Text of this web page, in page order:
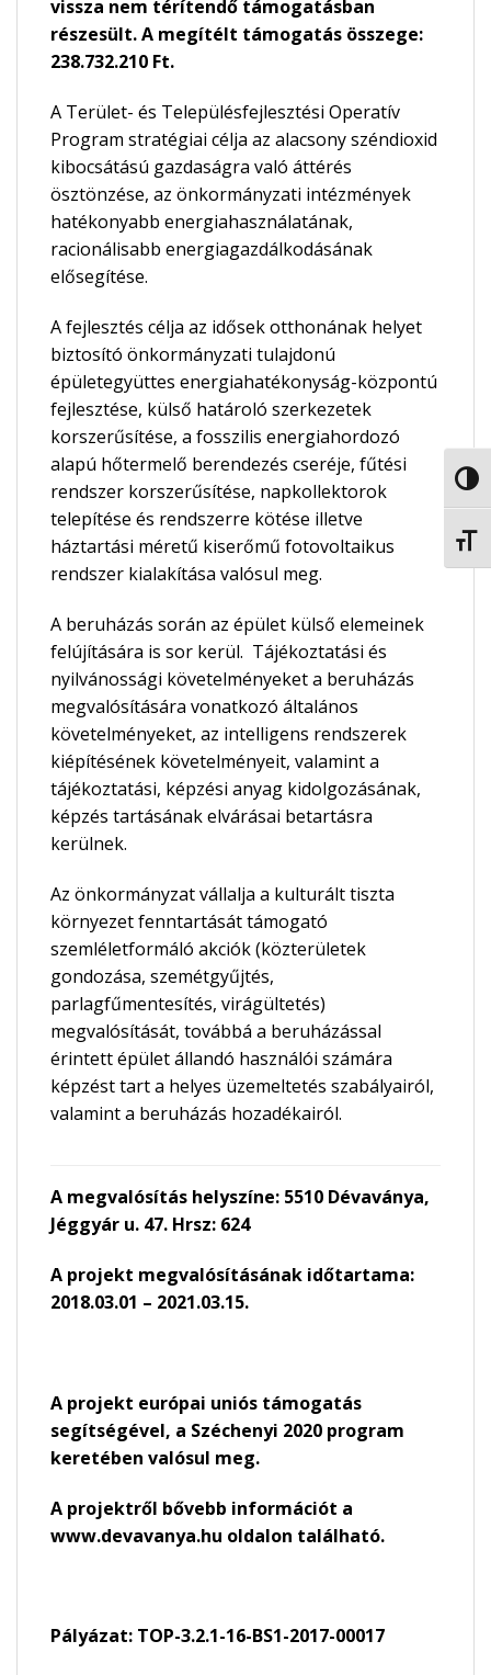
vissza nem térítendő támogatásban
részesült. A megítélt támogatás összege:
238.732.210 Ft.
A Terület- és Településfejlesztési Operatív
Program stratégiai célja az alacsony széndioxid
kibocsátású gazdaságra való áttérés
ösztönzése, az önkormányzati intézmények
hatékonyabb energiahasználatának,
racionálisabb energiagazdálkodásának
elősegítése.
A fejlesztés célja az idősek otthonának helyet
biztosító önkormányzati tulajdonú
épületegyüttes energiahatékonyság-központú
fejlesztése, külső határoló szerkezetek
korszerűsítése, a fosszilis energiahordozó
alapú hőtermelő berendezés cseréje, fűtési
rendszer korszerűsítése, napkollektorok
telepítése és rendszerre kötése illetve
háztartási méretű kiserőmű fotovoltaikus
rendszer kialakítása valósul meg.
A beruházás során az épület külső elemeinek
felújítására is sor kerül. Tájékoztatási és
nyilvánossági követelményeket a beruházás
megvalósítására vonatkozó általános
követelményeket, az intelligens rendszerek
kiépítésének követelményeit, valamint a
tájékoztatási, képzési anyag kidolgozásának,
képzés tartásának elvárásai betartásra
kerülnek.
Az önkormányzat vállalja a kulturált tiszta
környezet fenntartását támogató
szemléletformáló akciók (közterületek
gondozása, szemétgyűjtés,
parlagfűmentesítés, virágültetés)
megvalósítását, továbbá a beruházással
érintett épület állandó használói számára
képzést tart a helyes üzemeltetés szabályairól,
valamint a beruházás hozadékairól.
A megvalósítás helyszíne: 5510 Dévaványa,
Jéggyár u. 47. Hrsz: 624
A projekt megvalósításának időtartama:
2018.03.01 – 2021.03.15.
A projekt európai uniós támogatás
segítségével, a Széchenyi 2020 program
keretében valósul meg.
A projektről bővebb információt a
www.devavanya.hu oldalon található.
Pályázat: TOP-3.2.1-16-BS1-2017-00017